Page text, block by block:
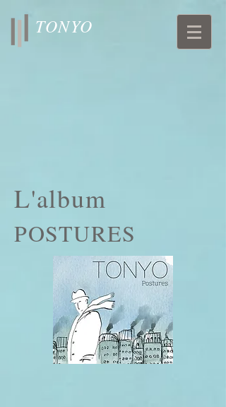
TONYO
L'album
POSTURES